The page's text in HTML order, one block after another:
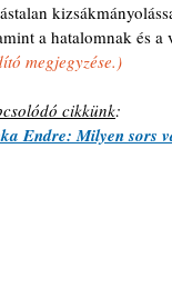
a hatalomnak és
megjegyzése.)
cikkünk:
Endre: Milyen sors